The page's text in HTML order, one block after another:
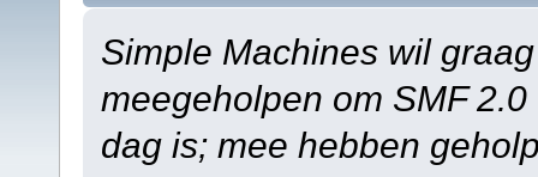
Simple Machines wil
meegeholpen om SMF
dag is; mee hebben